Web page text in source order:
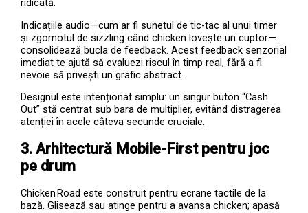
ridicată.
Indicațiile audio—cum ar fi sunetul de tic-tac al unui timer
și zgomotul de sizzling când chicken lovește un cuptor—
consolidează bucla de feedback. Acest feedback senzorial
imediat te ajută să evaluezi riscul în timp real, fără a fi
nevoie să privești un grafic abstract.
Designul este intenționat simplu: un singur buton “Cash
Out” stă centrat sub bara de multiplier, evitând distragerea
atenției în acele câteva secunde cruciale.
3. Arhitectură Mobile-First pentru joc
pe drum
Chicken Road este construit pentru ecrane tactile de la
bază. Glisează sau atinge pentru a avansa chicken; apasă